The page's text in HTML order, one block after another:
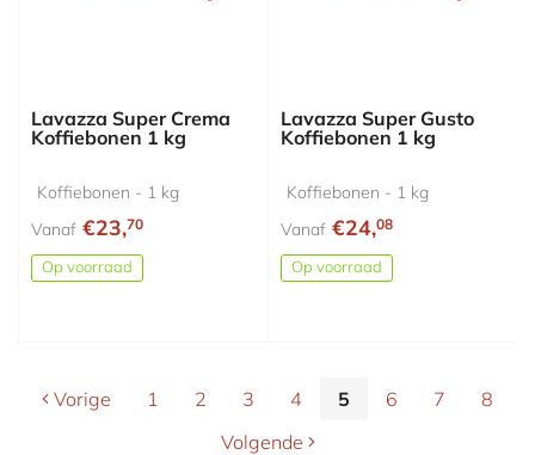
Lavazza Super Crema
Koffiebonen 1 kg
Koffiebonen - 1 kg
Vanaf €23,70
Op voorraad
Lavazza Super Gusto
Koffiebonen 1 kg
Koffiebonen - 1 kg
Vanaf €24,08
Op voorraad
Vorige 1 2 3 4 5 6 7
8
Volgende